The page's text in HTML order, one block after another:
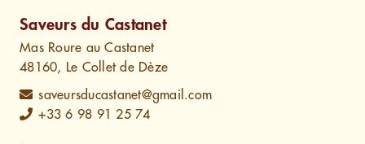
Saveurs du Castanet
Mas Roure au Castanet
48160, Le Collet de Dèze
saveursducastanet@gmail.com
+33 6 98 91 25 74